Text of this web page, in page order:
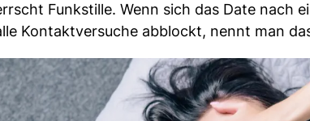
Funkstille. Wenn sich das Date nach
Kontaktversuche abblockt, nennt man